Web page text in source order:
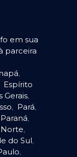
em sua
parceira
,
Espírito
Gerais,
, Pará,
Paraná,
Norte,
do Sul,
,